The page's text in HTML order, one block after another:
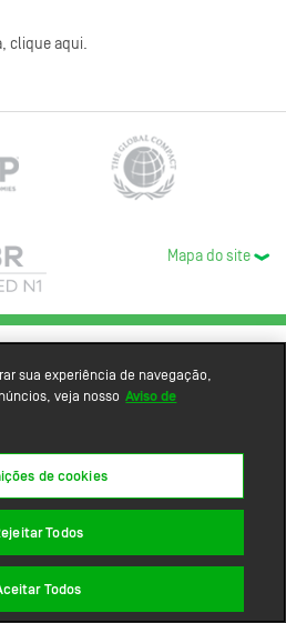
clique aqui.
Mapa do site
sua experiência de navegação,
veja nosso Aviso de
de cookies
Todos
Todos